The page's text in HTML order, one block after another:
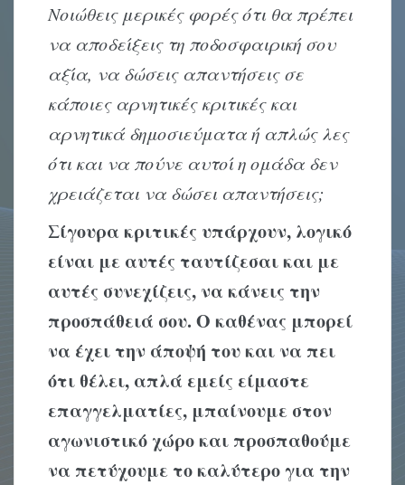
Νοιώθεις μερικές φορές ότι θα πρέπει
να αποδείξεις τη ποδοσφαιρική σου
αξία, να δώσεις απαντήσεις σε
κάποιες αρνητικές κριτικές και
αρνητικά δημοσιεύματα ή απλώς λες
ότι και να πούνε αυτοί η ομάδα δεν
χρειάζεται να δώσει απαντήσεις;
Σίγουρα κριτικές υπάρχουν, λογικό
είναι με αυτές ταυτίζεσαι και με
αυτές συνεχίζεις, να κάνεις την
προσπάθειά σου. Ο καθένας μπορεί
να έχει την άποψή του και να πει
ότι θέλει, απλά εμείς είμαστε
επαγγελματίες, μπαίνουμε στον
αγωνιστικό χώρο και προσπαθούμε
να πετύχουμε το καλύτερο για την